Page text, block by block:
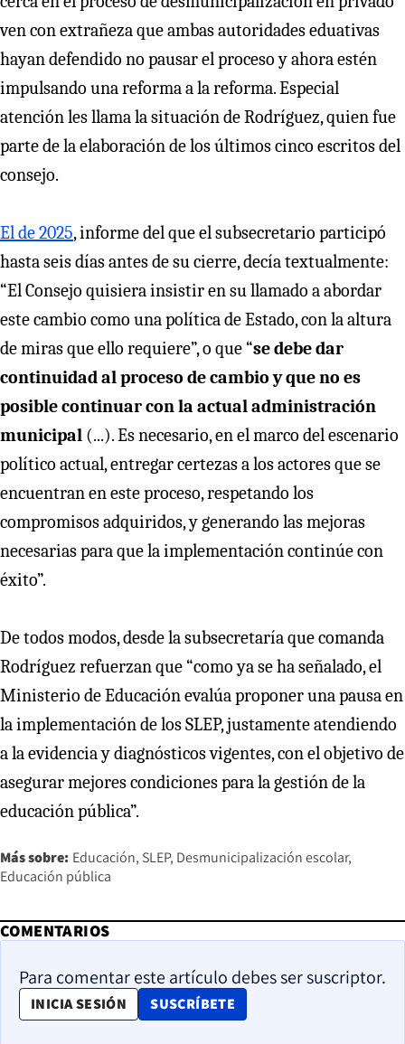
ven con extrañeza que ambas autoridades eduativas
hayan defendido no pausar el proceso y ahora estén
impulsando una reforma a la reforma. Especial
atención les llama la situación de Rodríguez, quien fue
parte de la elaboración de los últimos cinco escritos del
consejo.
El de 2025, informe del que el subsecretario participó
hasta seis días antes de su cierre, decía textualmente:
“El Consejo quisiera insistir en su llamado a abordar
este cambio como una política de Estado, con la altura
de miras que ello requiere”, o que “se debe dar
continuidad al proceso de cambio y que no es
posible continuar con la actual administración
municipal (...). Es necesario, en el marco del escenario
político actual, entregar certezas a los actores que se
encuentran en este proceso, respetando los
compromisos adquiridos, y generando las mejoras
necesarias para que la implementación continúe con
éxito”.
De todos modos, desde la subsecretaría que comanda
Rodríguez refuerzan que “como ya se ha señalado, el
Ministerio de Educación evalúa proponer una pausa en
la implementación de los SLEP, justamente atendiendo
a la evidencia y diagnósticos vigentes, con el objetivo de
asegurar mejores condiciones para la gestión de la
educación pública”.
Más sobre: Educación SLEP Desmunicipalización escolar
Educación pública
COMENTARIOS
Para comentar este artículo debes ser suscriptor.
INICIA SESIÓN SUSCRÍBETE
OPENS IN NEW WINDOW